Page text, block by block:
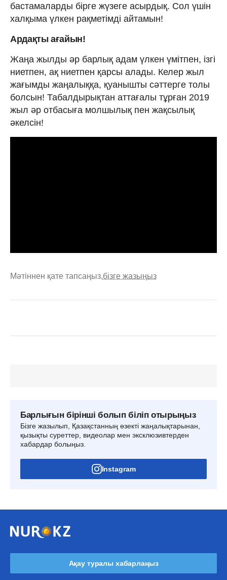
бастамаларды бірге жүзеге асырдық. Сол үшін
халқыма үлкен рақметімді айтамын!
Ардақты ағайын!
Жаңа жылды әр барлық адам үлкен үмітпен, ізгі
ниетпен, ақ ниетпен қарсы алады. Келер жыл
жағымды жаңалыққа, қуанышты сәттерге толы
болсын! Табалдырықтан аттағалы тұрған 2019
жыл әр отбасыға молшылық пен жақсылық
әкелсін!
Мәтіннен қате тапсаңыз,бізге жазыңыз
Барлығын бірінші болып біліп отырыңыз
Бізге жазылып, Қазақстанның өзекті жаңалықтарынан,
қызықты суреттер, видеолар мен эксклюзивтерден
хабардар болыңыз.
Instagram
Ақау туралы хабарлаңыз